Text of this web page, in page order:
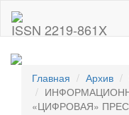
ISSN 2219-861X
Главная Архив
«ЦИФРОВАЯ»